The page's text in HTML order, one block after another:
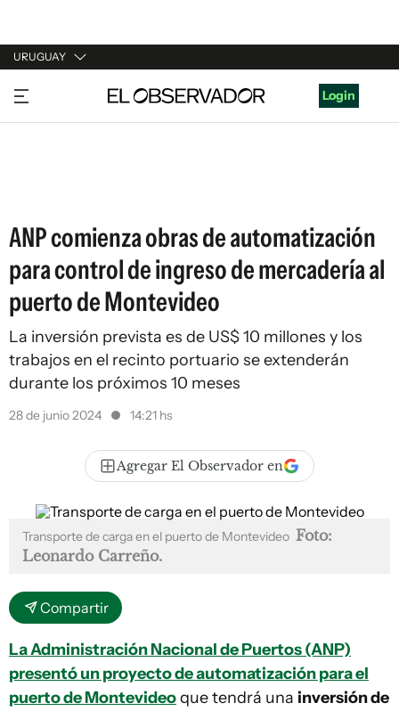
URUGUAY
URUGUAY
ARGENTINA
Login
ANP comienza obras de automatización
para control de ingreso de mercadería al
puerto de Montevideo
La inversión prevista es de US$ 10 millones y los
trabajos en el recinto portuario se extenderán
durante los próximos 10 meses
28 de junio 2024 14:21 hs
Agregar El Observador en
Transporte de carga en el puerto de Montevideo Foto:
Leonardo Carreño.
Compartir
La Administración Nacional de Puertos (ANP)
presentó un proyecto de automatización para el
puerto de Montevideoque tendrá una inversión de